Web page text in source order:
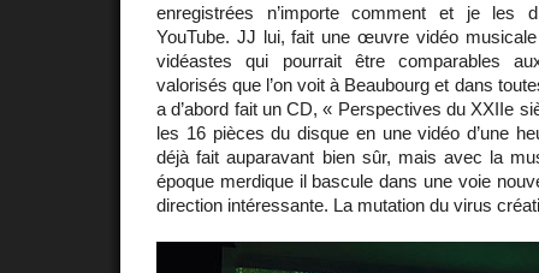
enregistrées n’importe comment et je les
YouTube. JJ lui, fait une œuvre vidéo musicale
vidéastes qui pourrait être comparables
valorisés que l’on voit à Beaubourg et dans
a d’abord fait un CD, « Perspectives du XXIIe
les 16 pièces du disque en une vidéo d’une
déjà fait auparavant bien sûr, mais avec la
époque merdique il bascule dans une voie
direction intéressante. La mutation du virus